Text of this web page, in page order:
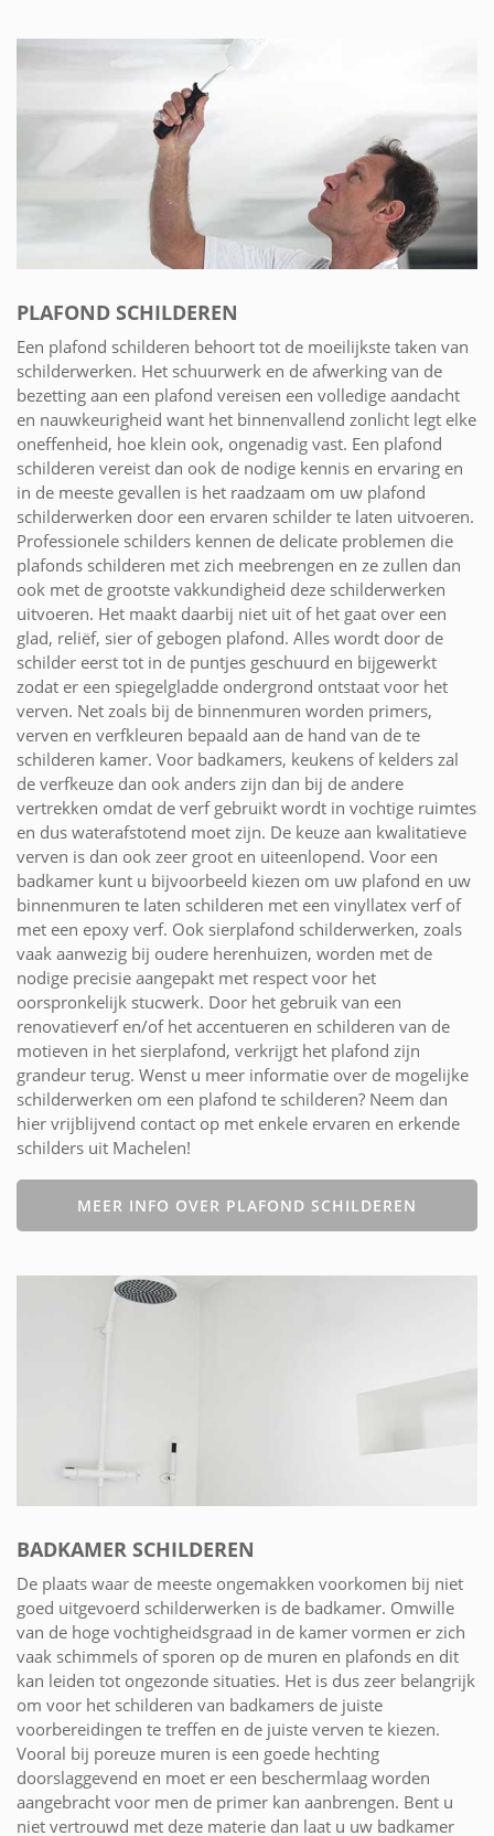
PLAFOND SCHILDEREN
Een plafond schilderen behoort tot de moeilijkste taken van
schilderwerken. Het schuurwerk en de afwerking van de
bezetting aan een plafond vereisen een volledige aandacht
en nauwkeurigheid want het binnenvallend zonlicht legt elke
oneffenheid, hoe klein ook, ongenadig vast. Een plafond
schilderen vereist dan ook de nodige kennis en ervaring en
in de meeste gevallen is het raadzaam om uw plafond
schilderwerken door een ervaren schilder te laten uitvoeren.
Professionele schilders kennen de delicate problemen die
plafonds schilderen met zich meebrengen en ze zullen dan
ook met de grootste vakkundigheid deze schilderwerken
uitvoeren. Het maakt daarbij niet uit of het gaat over een
glad, reliëf, sier of gebogen plafond. Alles wordt door de
schilder eerst tot in de puntjes geschuurd en bijgewerkt
zodat er een spiegelgladde ondergrond ontstaat voor het
verven. Net zoals bij de binnenmuren worden primers,
verven en verfkleuren bepaald aan de hand van de te
schilderen kamer. Voor badkamers, keukens of kelders zal
de verfkeuze dan ook anders zijn dan bij de andere
vertrekken omdat de verf gebruikt wordt in vochtige ruimtes
en dus waterafstotend moet zijn. De keuze aan kwalitatieve
verven is dan ook zeer groot en uiteenlopend. Voor een
badkamer kunt u bijvoorbeeld kiezen om uw plafond en uw
binnenmuren te laten schilderen met een vinyllatex verf of
met een epoxy verf. Ook sierplafond schilderwerken, zoals
vaak aanwezig bij oudere herenhuizen, worden met de
nodige precisie aangepakt met respect voor het
oorspronkelijk stucwerk. Door het gebruik van een
renovatieverf en/of het accentueren en schilderen van de
motieven in het sierplafond, verkrijgt het plafond zijn
grandeur terug. Wenst u meer informatie over de mogelijke
schilderwerken om een plafond te schilderen? Neem dan
hier vrijblijvend contact op met enkele ervaren en erkende
schilders uit Machelen!
MEER INFO OVER PLAFOND SCHILDEREN
BADKAMER SCHILDEREN
De plaats waar de meeste ongemakken voorkomen bij niet
goed uitgevoerd schilderwerken is de badkamer. Omwille
van de hoge vochtigheidsgraad in de kamer vormen er zich
vaak schimmels of sporen op de muren en plafonds en dit
kan leiden tot ongezonde situaties. Het is dus zeer belangrijk
om voor het schilderen van badkamers de juiste
voorbereidingen te treffen en de juiste verven te kiezen.
Vooral bij poreuze muren is een goede hechting
doorslaggevend en moet er een beschermlaag worden
aangebracht voor men de primer kan aanbrengen. Bent u
niet vertrouwd met deze materie dan laat u uw badkamer